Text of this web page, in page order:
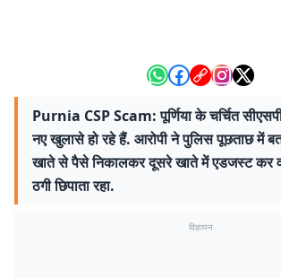
Purnia CSP Scam: पूर्णिया के चर्चित
नए खुलासे हो रहे हैं. आरोपी ने पुलिस पूछताछ में
खाते से पैसे निकालकर दूसरे खाते में एडजस्ट कर
ठगी छिपाता रहा.
विज्ञापन